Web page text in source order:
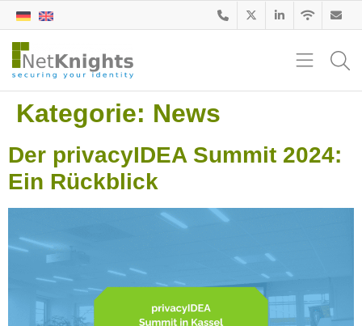
Kategorie: News
Der privacyIDEA Summit 2024:
Ein Rückblick